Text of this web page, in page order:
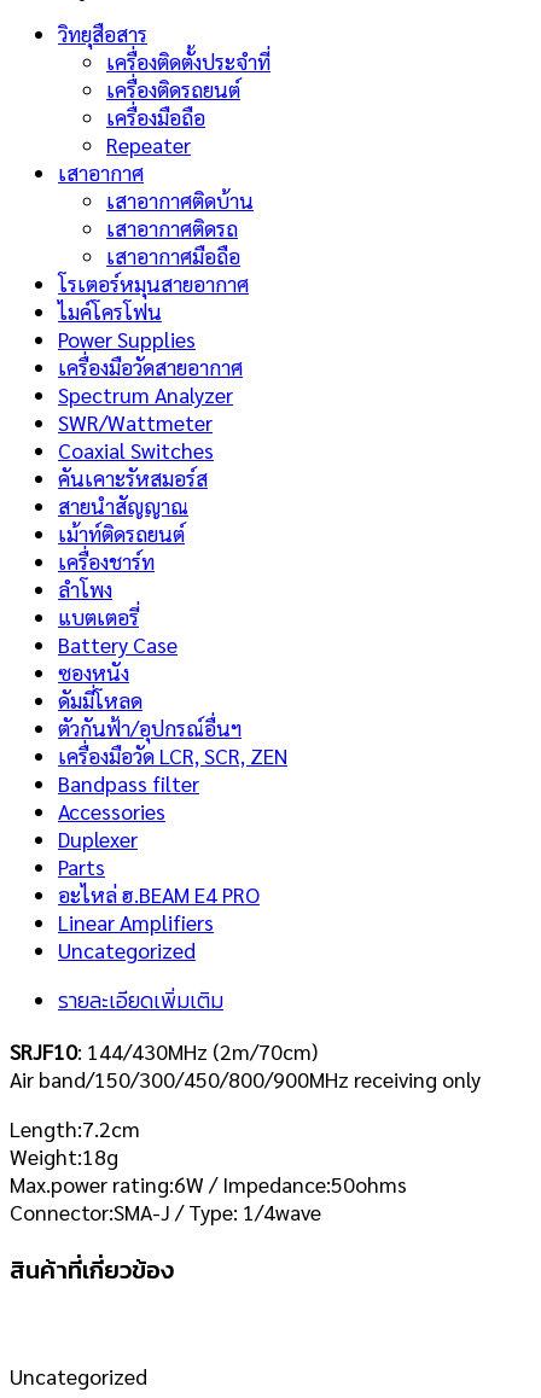
วิทยุสือสาร
เครื่องติดตั้งประจำที่
เครื่องติดรถยนต์
เครื่องมือถือ
Repeater
เสาอากาศ
เสาอากาศติดบ้าน
เสาอากาศติดรถ
เสาอากาศมือถือ
โรเตอร์หมุนสายอากาศ
ไมค์โครโฟน
Power Supplies
เครื่องมือวัดสายอากาศ
Spectrum Analyzer
SWR/Wattmeter
Coaxial Switches
คันเคาะรัหสมอร์ส
สายนำสัญญาณ
เม้าท์ติดรถยนต์
เครื่องชาร์ท
ลำโพง
แบตเตอรี่
Battery Case
ซองหนัง
ดัมมี่โหลด
ตัวกันฟ้า/อุปกรณ์อื่นฯ
เครื่องมือวัด LCR, SCR, ZEN
Bandpass filter
Accessories
Duplexer
Parts
อะไหล่ ฮ.BEAM E4 PRO
Linear Amplifiers
Uncategorized
รายละเอียดเพิ่มเติม
SRJF10: 144/430MHz (2m/70cm)
Air band/150/300/450/800/900MHz receiving only
Length:7.2cm
Weight:18g
Max.power rating:6W / Impedance:50ohms
Connector:SMA-J / Type: 1/4wave
สินค้าที่เกี่ยวข้อง
Uncategorized